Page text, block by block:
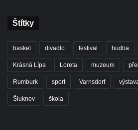
Štítky
basket divadlo festival hudba
Krásná Lípa Loreta muzeum
Rumburk sport Varnsdorf
Šluknov škola